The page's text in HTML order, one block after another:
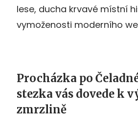
lese, ducha krvavé místní
vymoženosti moderního
Procházka po
stezka vás dovede k
zmrzlině